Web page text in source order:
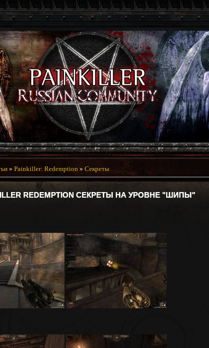
» Painkiller: Redemption » Секреты
REDEMPTION СЕКРЕТЫ НА УРОВНЕ "ШИПЫ"